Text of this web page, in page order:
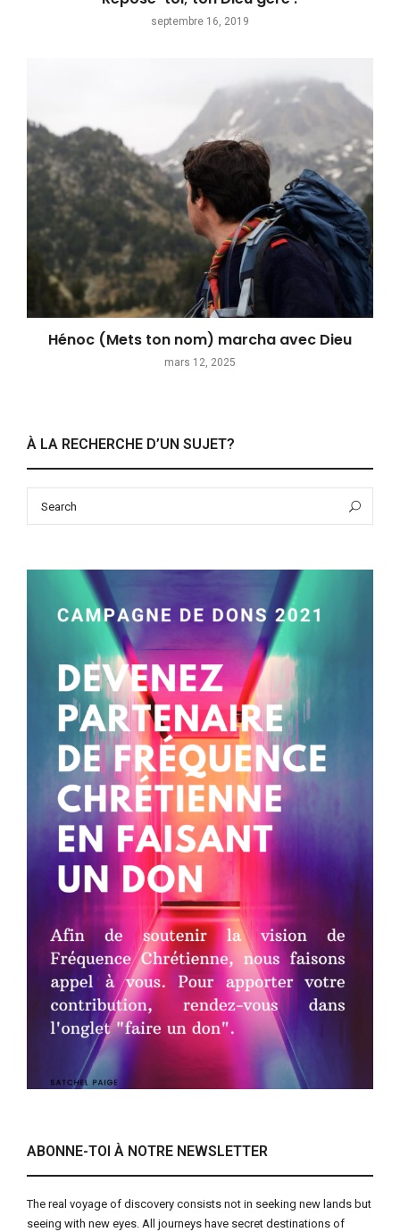
septembre 16, 2019
Hénoc (Mets ton nom) marcha avec Dieu
mars 12, 2025
À LA RECHERCHE D’UN SUJET?
ABONNE-TOI À NOTRE NEWSLETTER
The real voyage of discovery consists not in seeking new lands but
seeing with new eyes. All journeys have secret destinations of